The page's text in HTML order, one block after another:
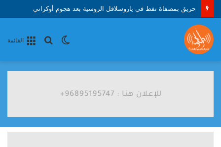
حريق بمصفاة نفط في ياروسلافل الروسية بعد هجوم أوكراني
القائمة
بحث الوضع